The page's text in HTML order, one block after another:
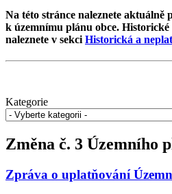
Na této stránce naleznete aktuálně
k územnímu plánu obce.
naleznete v sekci Historická a
Kategorie
Změna č. 3 Územního
Zpráva o uplatňování